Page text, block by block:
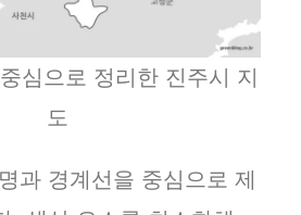
심으로 정리한 진주시 지
도
과 경계선을 중심으로 제